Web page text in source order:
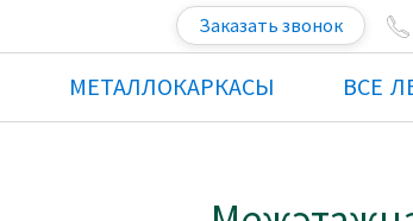
Заказать звонок
МЕТАЛЛОКАРКАСЫ ВСЕ